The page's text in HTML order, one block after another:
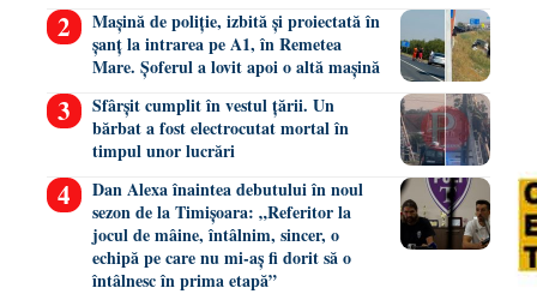
Mașină de poliție, izbită și proiectată în
șanț la intrarea pe A1, în Remetea
Mare. Șoferul a lovit apoi o altă mașină
Sfârșit cumplit în vestul țării. Un
bărbat a fost electrocutat mortal în
timpul unor lucrări
Dan Alexa înaintea debutului în noul
sezon de la Timișoara: „Referitor la
jocul de mâine, întâlnim, sincer, o
echipă pe care nu mi-aș fi dorit să o
întâlnesc în prima etapă”